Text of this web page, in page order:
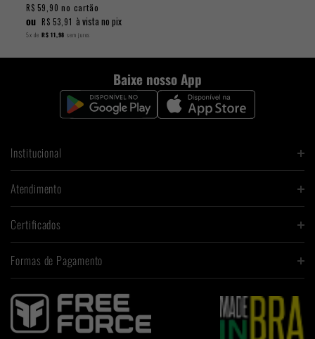
R$ 59,90 no cartão
ou R$ 53,91 à vista no pix
5x de R$ 11,98 sem juros
Baixe nosso App
Institucional
Atendimento
Certificados
Formas de Pagamento